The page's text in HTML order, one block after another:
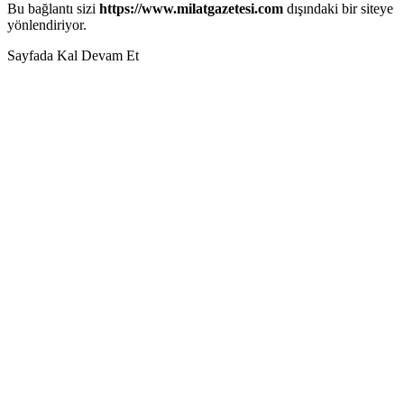
Bu bağlantı sizi https://www.milatgazetesi.com dışındaki bir siteye
yönlendiriyor.
Sayfada Kal Devam Et